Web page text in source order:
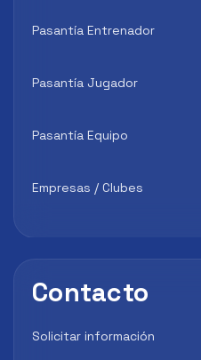
Pasantía Entrenador
Pasantía Jugador
Pasantía Equipo
Empresas / Clubes
Contacto
Solicitar información